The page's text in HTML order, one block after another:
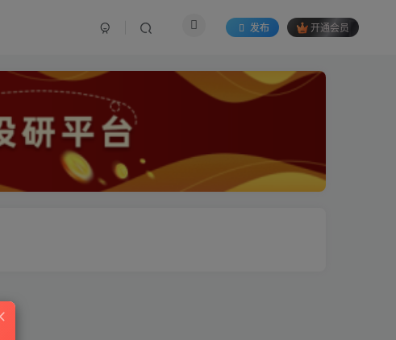
发布 开通会员